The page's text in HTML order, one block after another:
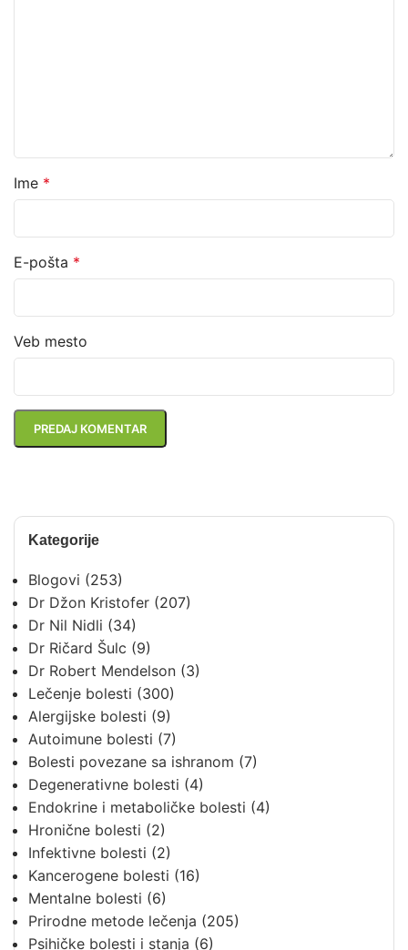
Kategorije
Blogovi (253)
Dr Džon Kristofer (207)
Dr Nil Nidli (34)
Dr Ričard Šulc (9)
Dr Robert Mendelson (3)
Lečenje bolesti (300)
Alergijske bolesti (9)
Autoimune bolesti (7)
Bolesti povezane sa ishranom (7)
Degenerativne bolesti (4)
Endokrine i metaboličke bolesti (4)
Hronične bolesti (2)
Infektivne bolesti (2)
Kancerogene bolesti (16)
Mentalne bolesti (6)
Prirodne metode lečenja (205)
Psihičke bolesti i stanja (6)
Ime *
E-pošta *
Veb mesto